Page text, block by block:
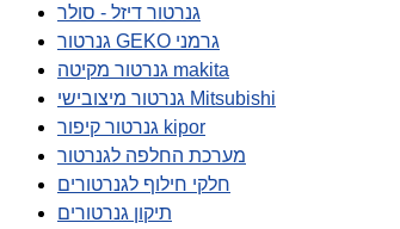
גנרטור דיזל - סולר
גנרטור GEKO גרמני
גנרטור מקיטה makita
גנרטור מיצובישי Mitsubishi
גנרטור קיפור kipor
מערכת החלפה לגנרטור
חלקי חילוף לגנרטורים
תיקון גנרטורים